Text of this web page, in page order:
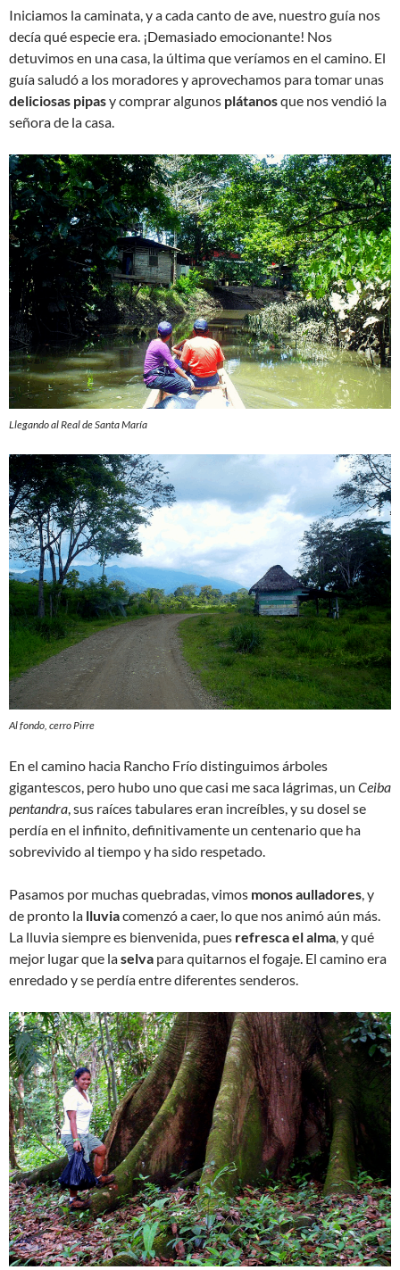
Iniciamos la caminata, y a cada canto de ave, nuestro guía nos
decía qué especie era. ¡Demasiado emocionante! Nos
detuvimos en una casa, la última que veríamos en el camino. El
guía saludó a los moradores y aprovechamos para tomar unas
deliciosas pipasy comprar algunos plátanosque nos vendió la
señora de la casa.
Llegando al Real de Santa María
Al fondo, cerro Pirre
En el camino hacia Rancho Frío distinguimos árboles
gigantescos, pero hubo uno que casi me saca lágrimas, un Ceiba
pentandra , sus raíces tabulares eran increíbles, y su dosel se
perdía en el infinito, definitivamente un centenario que ha
sobrevivido al tiempo y ha sido respetado.
Pasamos por muchas quebradas, vimos monos aulladores , y
de pronto la lluviacomenzó a caer, lo que nos animó aún más.
La lluvia siempre es bienvenida, pues refresca el alma , y qué
mejor lugar que laselva para quitarnos el fogaje. El camino era
enredado y se perdía entre diferentes senderos.